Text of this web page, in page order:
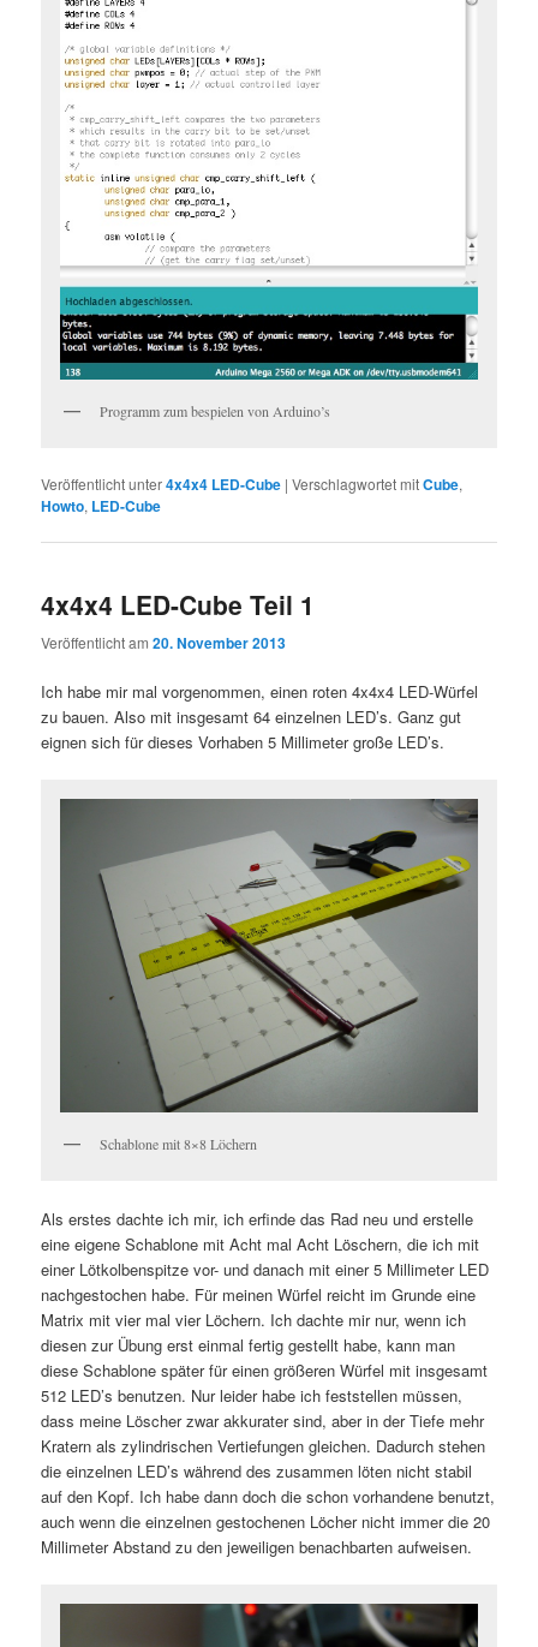
Programm zum bespielen von Arduino’s
Veröffentlicht unter4x4x4 LED-Cube |Verschlagwortet mitCube,
Howto, LED-Cube
4x4x4 LED-Cube Teil 1
Veröffentlicht am20. November 2013
Ich habe mir mal vorgenommen, einen roten 4x4x4 LED-Würfel
zu bauen. Also mit insgesamt 64 einzelnen LED’s. Ganz gut
eignen sich für dieses Vorhaben 5 Millimeter große LED’s.
Schablone mit 8×8 Löchern
Als erstes dachte ich mir, ich erfinde das Rad neu und erstelle
eine eigene Schablone mit Acht mal Acht Löschern, die ich mit
einer Lötkolbenspitze vor- und danach mit einer 5 Millimeter LED
nachgestochen habe. Für meinen Würfel reicht im Grunde eine
Matrix mit vier mal vier Löchern. Ich dachte mir nur, wenn ich
diesen zur Übung erst einmal fertig gestellt habe, kann man
diese Schablone später für einen größeren Würfel mit insgesamt
512 LED’s benutzen. Nur leider habe ich feststellen müssen,
dass meine Löscher zwar akkurater sind, aber in der Tiefe mehr
Kratern als zylindrischen Vertiefungen gleichen. Dadurch stehen
die einzelnen LED’s während des zusammen löten nicht stabil
auf den Kopf. Ich habe dann doch die schon vorhandene benutzt,
auch wenn die einzelnen gestochenen Löcher nicht immer die 20
Millimeter Abstand zu den jeweiligen benachbarten aufweisen.